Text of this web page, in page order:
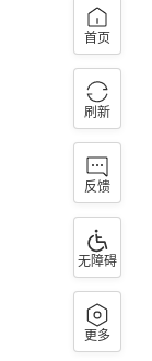
首页
刷新
反馈
无障碍
更多